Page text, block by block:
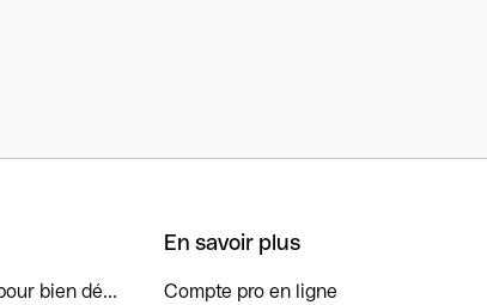
bien dé...
En savoir plus
Compte pro en ligne